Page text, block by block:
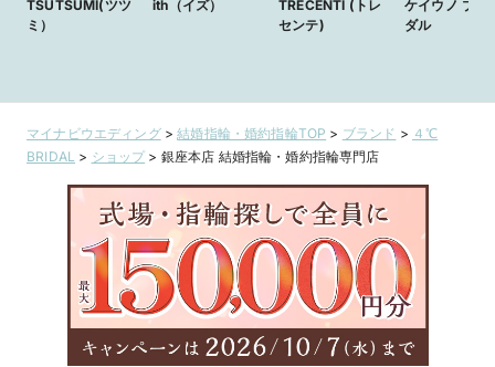
TSUTSUMI(ツツ
ミ）
ith（イズ）
TRECENTI (トレ
センテ)
ケイウノ ブラ
ダル
マイナビウエディング>結婚指輪・婚約指輪TOP > ブランド > ４℃
BRIDAL > ショップ > 銀座本店 結婚指輪・婚約指輪専門店